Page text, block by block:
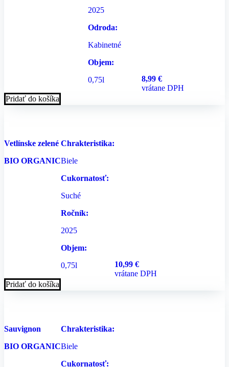
2025
Odroda:
Kabinetné
Objem:
0,75l
8,99 €
vrátane DPH
Pridať do košíka
Vetlínske zelené
BIO ORGANIC
Chrakteristika:
Biele
Cukornatosť:
Suché
Ročník:
2025
Objem:
0,75l
10,99 €
vrátane DPH
Pridať do košíka
Sauvignon
BIO ORGANIC
Chrakteristika:
Biele
Cukornatosť: